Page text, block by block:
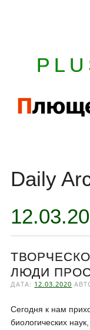
content
Daily
ЛЮДИ
ДАТА: 12.03.2020
Сегодня к нам
биологических